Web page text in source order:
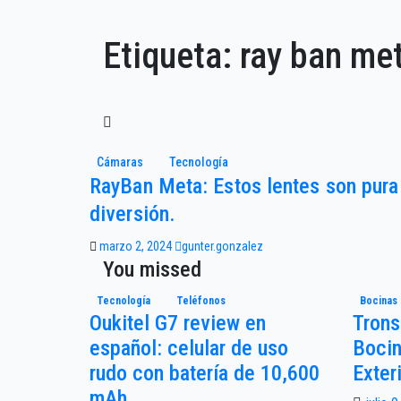
Etiqueta: ray ban
Cámaras Tecnología
RayBan Meta: Estos lentes son pura
diversión.
marzo 2, 2024 gunter.gonzalez
You missed
Tecnología Teléfonos
Oukitel G7 review en
español: celular de uso
rudo con batería de 10,600
Bocinas